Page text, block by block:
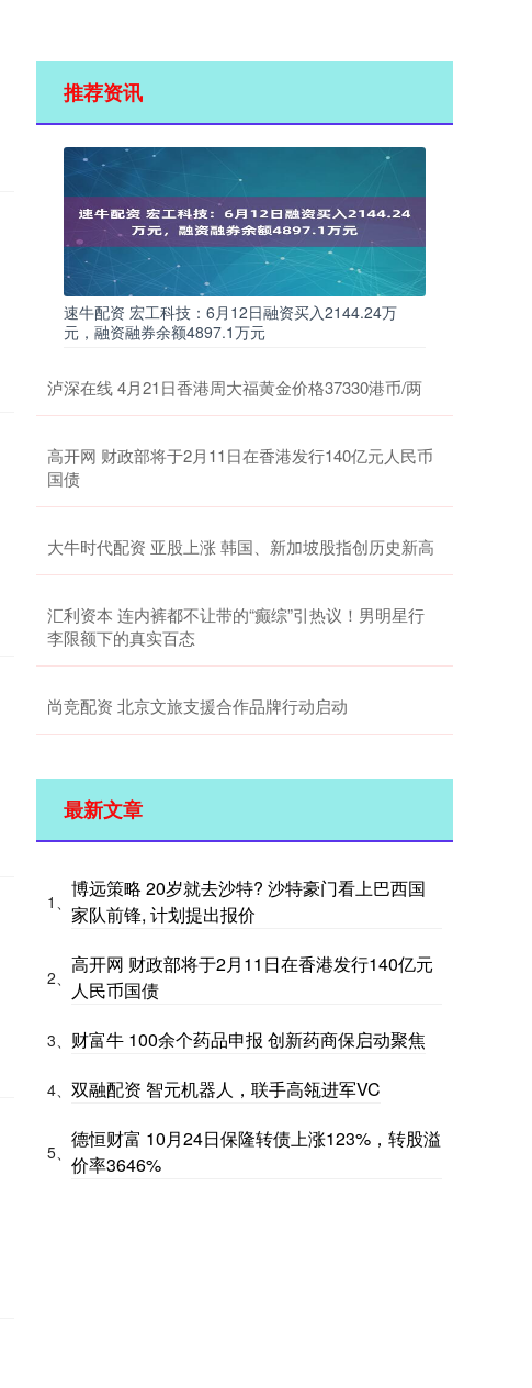
推荐资讯
速牛配资 宏工科技：6月12日融资买入2144.24万
元，融资融券余额4897.1万元
泸深在线 4月21日香港周大福黄金价格37330港币/两
高开网 财政部将于2月11日在香港发行140亿元人民币
国债
大牛时代配资 亚股上涨 韩国、新加坡股指创历史新高
汇利资本 连内裤都不让带的“癫综”引热议！男明星行
李限额下的真实百态
尚竞配资 北京文旅支援合作品牌行动启动
最新文章
1、
博远策略 20岁就去沙特? 沙特豪门看上巴西国
家队前锋, 计划提出报价
2、
高开网 财政部将于2月11日在香港发行140亿元
人民币国债
3、 财富牛 100余个药品申报 创新药商保启动聚焦
4、 双融配资 智元机器人，联手高瓴进军VC
5、
德恒财富 10月24日保隆转债上涨123%，转股溢
价率3646%